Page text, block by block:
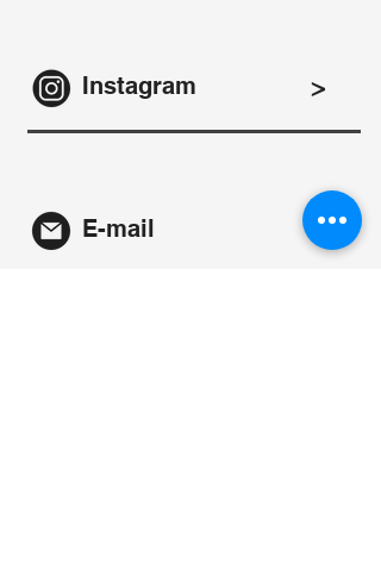
>
Instagram
>
E-mail